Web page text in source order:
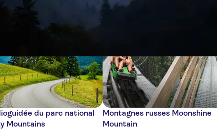
du parc national
Mountains
Montagnes russes Moonshine
Mountain